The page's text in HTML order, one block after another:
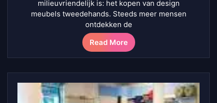
milieuvriendelijk is: het kopen van design
meubels tweedehands. Steeds meer mensen
ontdekken de
Read More